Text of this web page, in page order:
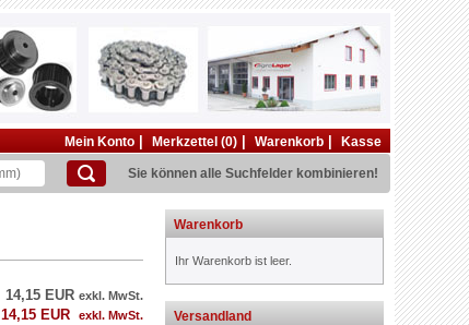
Mein Konto Merkzettel (0) Warenkorb Kasse
Sie können alle Suchfelder kombinieren!
14,15 EUR exkl. MwSt.
14,15 EUR exkl. MwSt.
Warenkorb
Ihr Warenkorb ist leer.
Versandland